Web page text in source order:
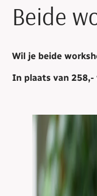
Beide
Wil je beide
In plaats van